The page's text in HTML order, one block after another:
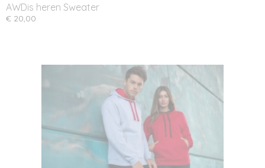
AWDis heren Sweater
€ 20,00